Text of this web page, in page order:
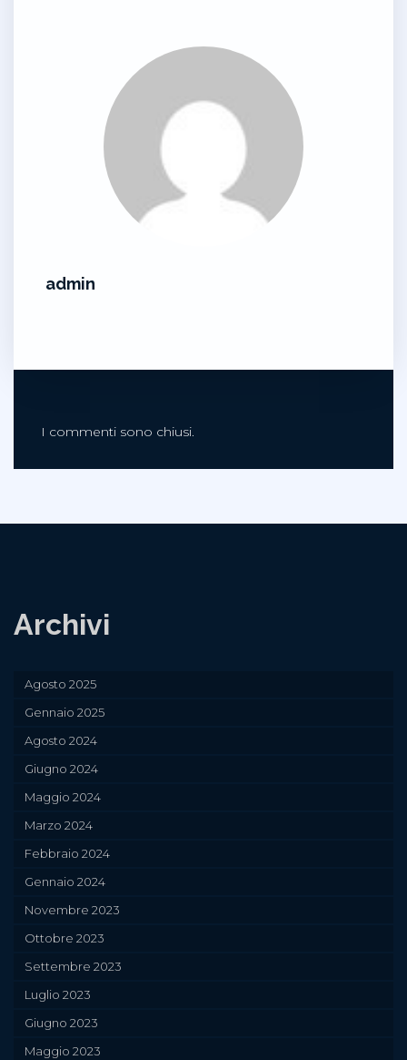
admin
I commenti sono chiusi.
Archivi
Agosto 2025
Gennaio 2025
Agosto 2024
Giugno 2024
Maggio 2024
Marzo 2024
Febbraio 2024
Gennaio 2024
Novembre 2023
Ottobre 2023
Settembre 2023
Luglio 2023
Giugno 2023
Maggio 2023